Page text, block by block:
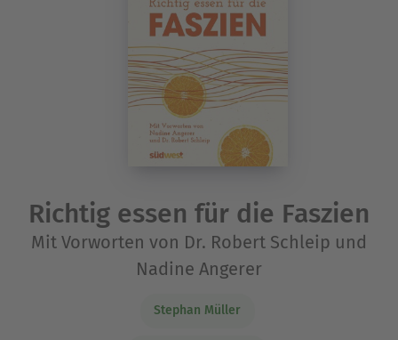
Richtig essen für die Faszien
Mit Vorworten von Dr. Robert Schleip und
Nadine Angerer
Stephan Müller